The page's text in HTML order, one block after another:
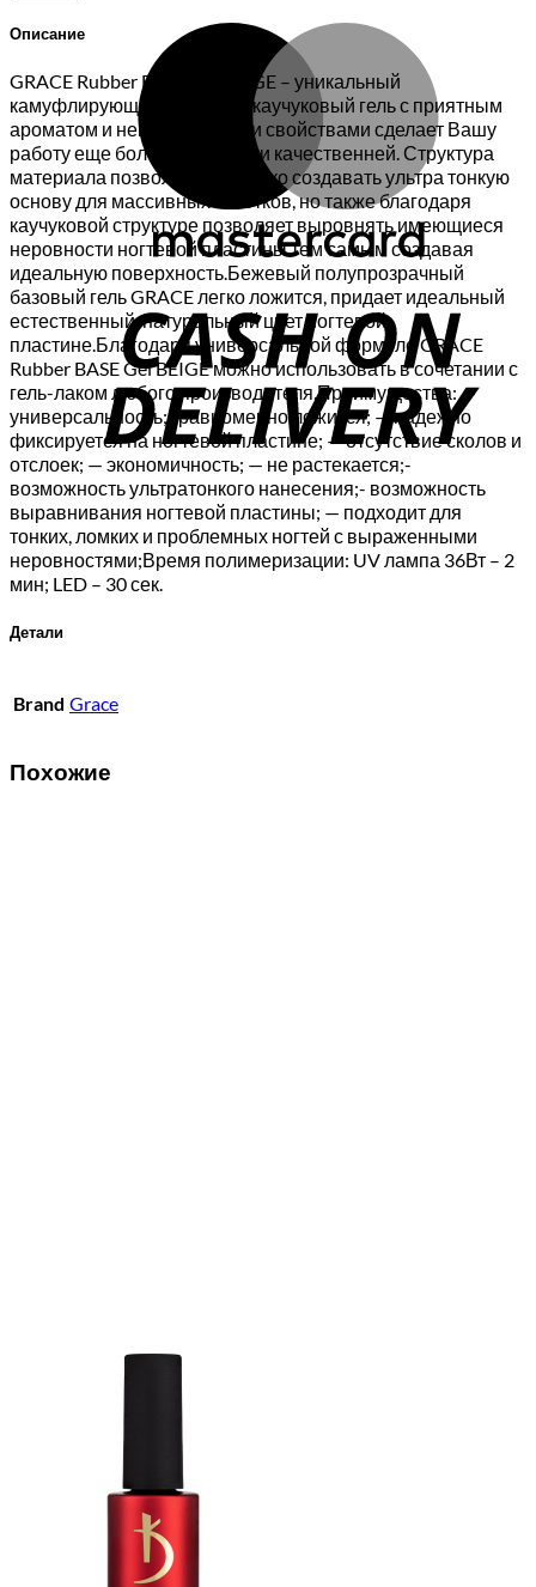
Описание
GRACE Rubber BASE Gel BEIGE – уникальный
камуфлирующий, бежевый каучуковый гель с приятным
ароматом и неповторимыми свойствами сделает Вашу
работу еще более приятней и качественней. Структура
материала позволяет не только создавать ультра тонкую
основу для массивных ноготков, но также благодаря
каучуковой структуре позволяет выровнять имеющиеся
неровности ногтевой пластины тем самым создавая
идеальную поверхность.Бежевый полупрозрачный
базовый гель GRACE легко ложится, придает идеальный
естественный, натуральный цвет ногтевой
пластине.Благодаря универсальной формуле GRACE
Rubber BASE Gel BEIGE можно использовать в сочетании с
гель-лаком любого производителя.Преимущества: —
универсальность;- равномерно ложится; — надежно
фиксируется на ногтевой пластине; — отсутствие сколов и
отслоек; — экономичность; — не растекается;-
возможность ультратонкого нанесения;- возможность
выравнивания ногтевой пластины; — подходит для
тонких, ломких и проблемных ногтей с выраженными
неровностями;Время полимеризации: UV лампа 36Вт – 2
мин; LED – 30 сек.
Детали
Brand Grace
Похожие